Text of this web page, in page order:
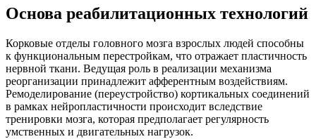
Основа реабилитационных технологий
Корковые отделы головного мозга взрослых людей способны
к функциональным перестройкам, что отражает пластичность
нервной ткани. Ведущая роль в реализации механизма
реорганизации принадлежит афферентным воздействиям.
Ремоделирование (переустройство) кортикальных соединений
в рамках нейропластичности происходит вследствие
тренировки мозга, которая предполагает регулярность
умственных и двигательных нагрузок.